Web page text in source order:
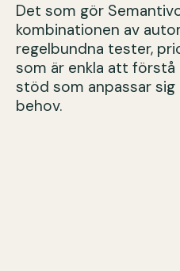
Det som gör
kombinationen av
regelbundna tester,
som är enkla att
stöd som anpassar
behov.